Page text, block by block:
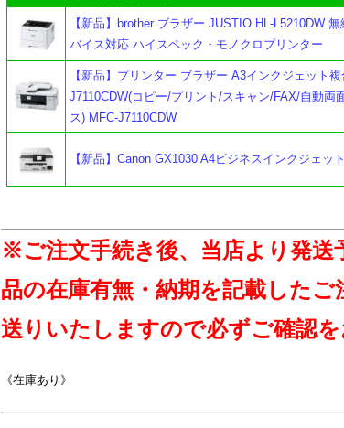
【新品】brother ブラザー JUSTIO HL-L5210DW
バイス対応 ハイスペック・モノクロプリンター
【新品】プリンター ブラザー A3インクジェット
J7110CDW(コピー/プリント/スキャン/FAX/自動両
ス) MFC-J7110CDW
【新品】Canon GX1030 A4ビジネスインクジェッ
※ご注文手続き後、当店より発送
品の在庫有無・納期を記載した
送りいたしますので必ずご確認を
《在庫あり》